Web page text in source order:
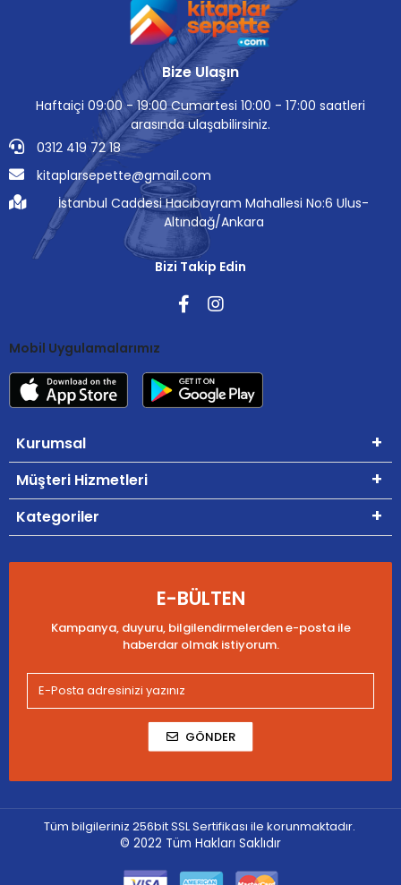
Bize Ulaşın
Haftaiçi 09:00 - 19:00 Cumartesi 10:00 - 17:00 saatleri
arasında ulaşabilirsiniz.
0312 419 72 18
kitaplarsepette@gmail.com
İstanbul Caddesi Hacıbayram Mahallesi No:6 Ulus-
Altındağ/Ankara
Bizi Takip Edin
Mobil Uygulamalarımız
Kurumsal
Müşteri Hizmetleri
Kategoriler
E-BÜLTEN
Kampanya, duyuru, bilgilendirmelerden e-posta ile
haberdar olmak istiyorum.
GÖNDER
Tüm bilgileriniz 256bit SSL Sertifikası ile korunmaktadır.
© 2022 Tüm Hakları Saklıdır